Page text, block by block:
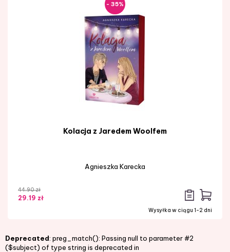
- 35%
Kolacja z Jaredem Woolfem
Agnieszka Karecka
44.90 zł
29.19 zł
Wysyłka w ciągu 1-2 dni
Deprecated: preg_match(): Passing null to parameter #2
($subject) of type string is deprecated in